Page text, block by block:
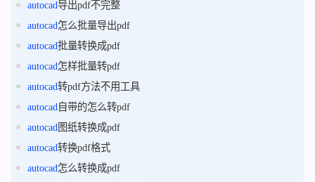
autocad导出pdf不完整
autocad怎么批量导出pdf
autocad批量转换成pdf
autocad怎样批量转pdf
autocad转pdf方法不用工具
autocad 自带的怎么转pdf
autocad图纸转换成pdf
autocad转换pdf格式
autocad怎么转换成pdf